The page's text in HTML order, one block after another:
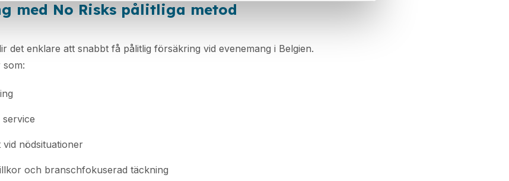
med No Risks pålitliga metod
det enklare att snabbt få pålitlig försäkring vid evenemang i Belgien.
nödsituationer
och branschfokuserad täckning